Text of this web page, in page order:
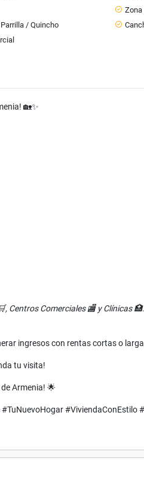
Zona
/ Quincho
🏡✨
Centros Comerciales 🏬 y Clínicas 🏥
ingresos con rentas cortas o
tu visita!
Armenia! 🌟
#ViviendaConEstilo